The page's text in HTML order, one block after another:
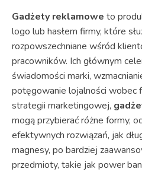
Gadżety reklamowe to
logo lub hasłem firmy, które
rozpowszechniane wśród
pracowników. Ich głównym
świadomości marki,
potęgowanie lojalności wobec
strategii marketingowej,
mogą przybierać różne formy,
efektywnych rozwiązań, jak
magnesy, po bardziej
przedmioty, takie jak power